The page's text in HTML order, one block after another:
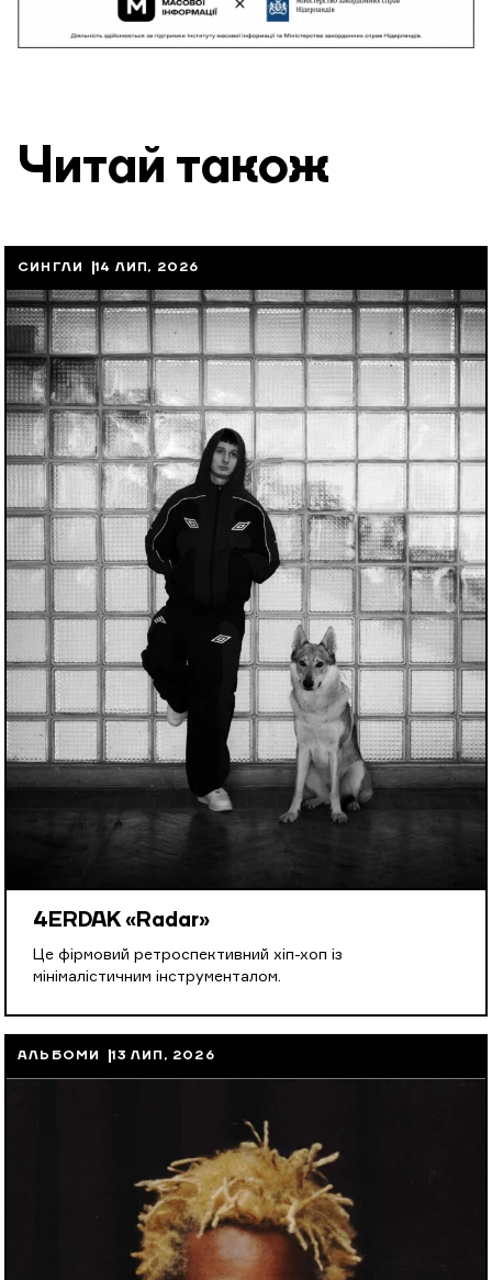
Читай також
СИНГЛИ 14 ЛИП, 2026
4ERDAK «Radar»
Це фірмовий ретроспективний хіп-хоп із
мінімалістичним інструменталом.
АЛЬБОМИ 13 ЛИП, 2026